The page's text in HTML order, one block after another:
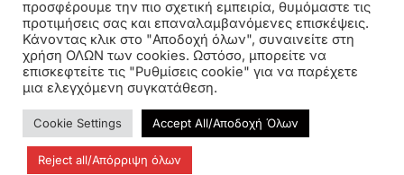
Ανδρέα Παπανδρέου 59, ΤΚ 56334, Κορδελιό
2310 770 216
elsa.opto@yahoo.gr
προσφέρουμε την πιο σχετική εμπειρία, θυμόμαστε τις
προτιμήσεις σας και επαναλαμβανόμενες επισκέψεις.
Κάνοντας κλικ στο "Αποδοχή όλων", συναινείτε στη
χρήση ΟΛΩΝ των cookies. Ωστόσο, μπορείτε να
επισκεφτείτε τις "Ρυθμίσεις cookie" για να παρέχετε
μια ελεγχόμενη συγκατάθεση.
Cookie Settings Accept All/Αποδοχή Όλων
Reject all/Απόρριψη όλων